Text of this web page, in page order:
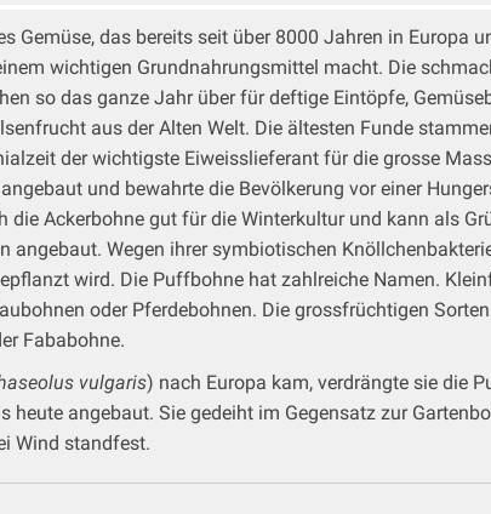
Gemüse, das bereits seit über 8000 Jahren in Europa
wichtigen Grundnahrungsmittel macht. Die
so das ganze Jahr über für deftige Eintöpfe,
aus der Alten Welt. Die ältesten Funde
der wichtigste Eiweisslieferant für die grosse
und bewahrte die Bevölkerung vor einer
Ackerbohne gut für die Winterkultur und kann als
angebaut. Wegen ihrer symbiotischen
wird. Die Puffbohne hat zahlreiche Namen.
oder Pferdebohnen. Die grossfrüchtigen
Fababohne.
vulgaris) nach Europa kam, verdrängte sie die
angebaut. Sie gedeiht im Gegensatz zur
Wind standfest.